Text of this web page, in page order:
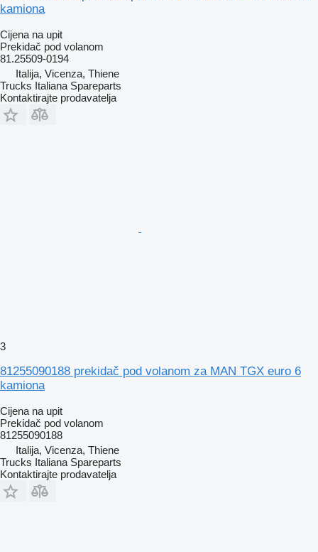
kamiona
Cijena na upit
Prekidač pod volanom
81.25509-0194
Italija, Vicenza, Thiene
Trucks Italiana Spareparts
Kontaktirajte prodavatelja
3
81255090188 prekidač pod volanom za MAN TGX euro 6
kamiona
Cijena na upit
Prekidač pod volanom
81255090188
Italija, Vicenza, Thiene
Trucks Italiana Spareparts
Kontaktirajte prodavatelja